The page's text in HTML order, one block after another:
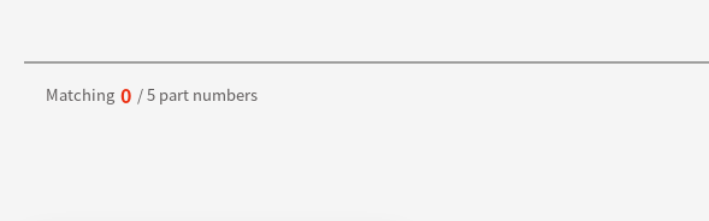
Matching 0 / 5 part numbers